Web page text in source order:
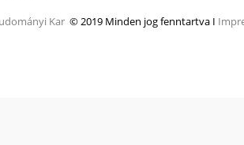
Kar © 2019 Minden jog fenntartva I